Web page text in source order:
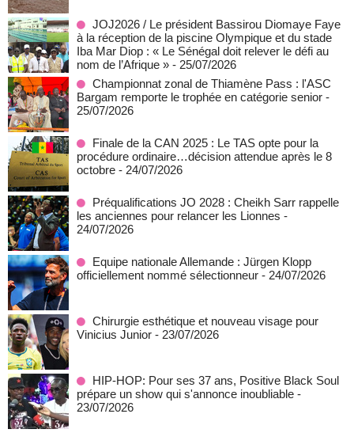
JOJ2026 / Le président Bassirou Diomaye Faye
à la réception de la piscine Olympique et du stade
Iba Mar Diop : « Le Sénégal doit relever le défi au
nom de l’Afrique » - 25/07/2026
Championnat zonal de Thiamène Pass : l'ASC
Bargam remporte le trophée en catégorie senior -
25/07/2026
Finale de la CAN 2025 : Le TAS opte pour la
procédure ordinaire…décision attendue après le 8
octobre - 24/07/2026
Préqualifications JO 2028 : Cheikh Sarr rappelle
les anciennes pour relancer les Lionnes -
24/07/2026
Equipe nationale Allemande : Jürgen Klopp
officiellement nommé sélectionneur - 24/07/2026
Chirurgie esthétique et nouveau visage pour
Vinicius Junior - 23/07/2026
HIP-HOP: Pour ses 37 ans, Positive Black Soul
prépare un show qui s'annonce inoubliable -
23/07/2026